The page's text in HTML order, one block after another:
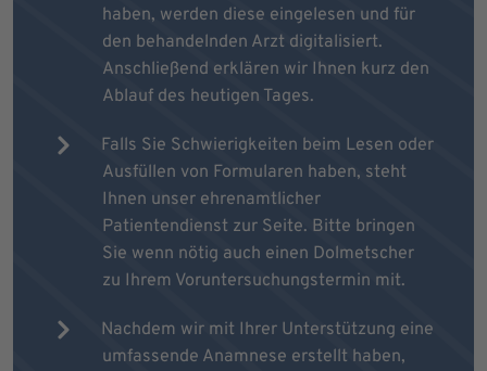
haben, werden diese eingelesen und für
den behandelnden Arzt digitalisiert.
Anschließend erklären wir Ihnen kurz den
Ablauf des heutigen Tages.
Falls Sie Schwierigkeiten beim Lesen oder
Ausfüllen von Formularen haben, steht
Ihnen unser ehrenamtlicher
Patientendienst zur Seite. Bitte bringen
Sie wenn nötig auch einen Dolmetscher
zu Ihrem Voruntersuchungstermin mit.
Nachdem wir mit Ihrer Unterstützung eine
umfassende Anamnese erstellt haben,